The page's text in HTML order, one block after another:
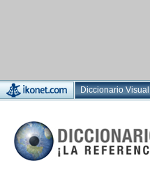
Diccionario Visual